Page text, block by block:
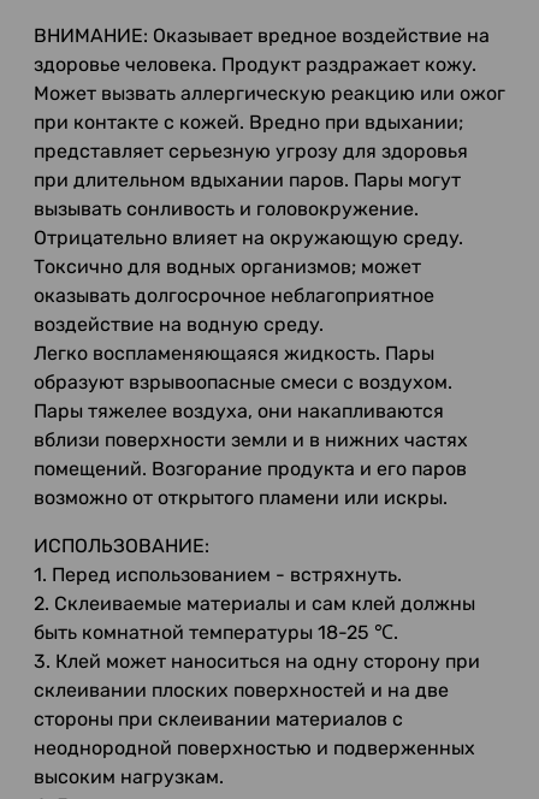
ВНИМАНИЕ: Оказывает вредное воздействие на
здоровье человека. Продукт раздражает кожу.
Может вызвать аллергическую реакцию или ожог
при контакте с кожей. Вредно при вдыхании;
представляет серьезную угрозу для здоровья
при длительном вдыхании паров. Пары могут
вызывать сонливость и головокружение.
Отрицательно влияет на окружающую среду.
Токсично для водных организмов; может
оказывать долгосрочное неблагоприятное
воздействие на водную среду.
Легко воспламеняющаяся жидкость. Пары
образуют взрывоопасные смеси с воздухом.
Пары тяжелее воздуха, они накапливаются
вблизи поверхности земли и в нижних частях
помещений. Возгорание продукта и его паров
возможно от открытого пламени или искры.
ИСПОЛЬЗОВАНИЕ:
1. Перед использованием - встряхнуть.
2. Склеиваемые материалы и сам клей должны
быть комнатной температуры 18-25 ℃.
3. Клей может наноситься на одну сторону при
склеивании плоских поверхностей и на две
стороны при склеивании материалов с
неоднородной поверхностью и подверженных
высоким нагрузкам.